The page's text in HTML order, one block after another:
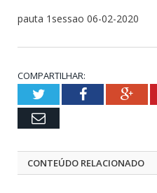
pauta 1sessao 06-02-2020
COMPARTILHAR:
TwitterFacebook
Email
CONTEÚDO RELACIONADO